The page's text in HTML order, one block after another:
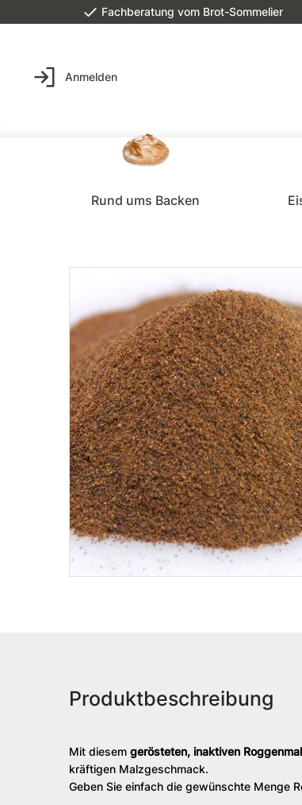
Fachberatung vom Brot-Sommelier
Anmelden
Rund ums Backen
Produktbeschreibung
Mit diesem gerösteten, inaktiven
kräftigen Malzgeschmack.
Geben Sie einfach die gewünschte Menge